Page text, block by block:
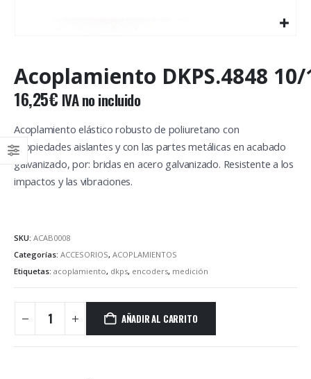
Acoplamiento DKPS.4848 10/
16,25€ IVA no incluido
Acoplamiento elástico robusto de poliuretano con
propiedades aislantes y con las partes metálicas en acabado
galvanizado, por: bridas en acero galvanizado. Resistente a los
impactos y las vibraciones.
SKU: ACAB0008
Categorías: ACCESORIOS, ACOPLAMIENTOS
Etiquetas: acoplamiento, dkps, encoders, medición
AÑADIR AL CARRITO